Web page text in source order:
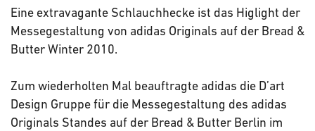
Eine extravagante Schlauchhecke ist das Higlight der
Messegestaltung von adidas Originals auf der Bread &
Butter Winter 2010.
Zum wiederholten Mal beauftragte adidas die D’art
Design Gruppe für die Messegestaltung des adidas
Originals Standes auf der Bread & Butter Berlin im